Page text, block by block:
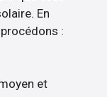
En
:
et